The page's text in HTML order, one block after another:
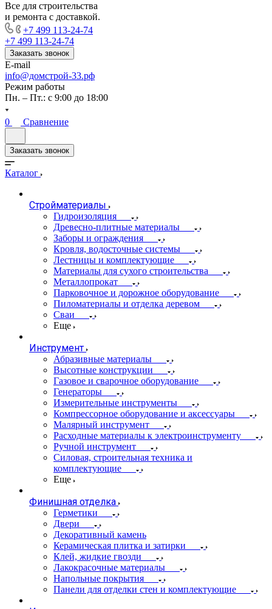
Все для строительства
и ремонта с доставкой.
+7 499 113-24-74
+7 499 113-24-74
Заказать звонок
E-mail
info@домстрой-33.рф
Режим работы
Пн. – Пт.: с 9:00 до 18:00
0 Сравнение
Заказать звонок
Каталог
Стройматериалы
Гидроизоляция
Древесно-плитные материалы
Заборы и ограждения
Кровля, водосточные системы
Лестницы и комплектующие
Материалы для сухого строительства
Металлопрокат
Парковочное и дорожное оборудование
Пиломатериалы и отделка деревом
Сваи
Еще
Инструмент
Абразивные материалы
Высотные конструкции
Газовое и сварочное оборудование
Генераторы
Измерительные инструменты
Компрессорное оборудование и аксессуары
Малярный инструмент
Расходные материалы к электроинструменту
Ручной инструмент
Силовая, строительная техника и
комплектующие
Еще
Финишная отделка
Герметики
Двери
Декоративный камень
Керамическая плитка и затирки
Клей, жидкие гвозди
Лакокрасочные материалы
Напольные покрытия
Панели для отделки стен и комплектующие